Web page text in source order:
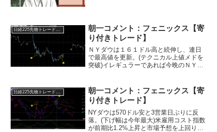
日経225先物トレード倶楽部
朝一コメント：フェニックス【寄
り付きトレード】
ＮＹダウは１６１ドル高と続伸し、連日
で最高値を更新。(テクニカル上値メドを
突破)イレギュラーであれば今晩のＮＹダ
なります。米国市場の上昇に対して「危
ない上昇相場」という...
日経225先物トレード倶楽部
朝一コメント：フェニックス【寄
り付きトレード】
NYダウは570ドル安と3営業日ぶりに反
落。(下げ幅は今年最大)米雇用コスト指数
が前期比1.2%上昇と市場予想を上回り